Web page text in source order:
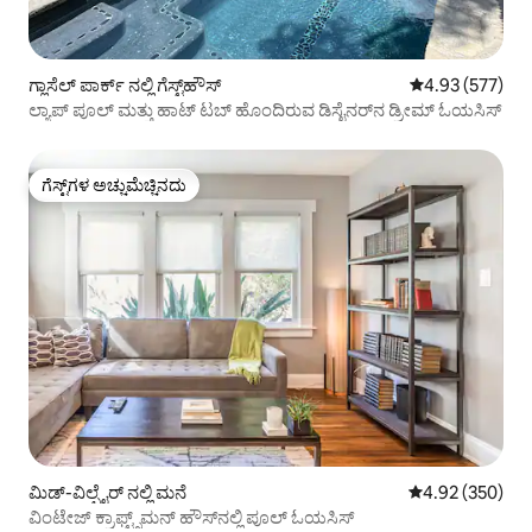
ಗ್ಲಾಸೆಲ್ ಪಾರ್ಕ್ ನಲ್ಲಿ ಗೆಸ್ಟ್‌ಹೌಸ್ 5 ರಲ್ಲಿ 4.93
4.93 (577)
ಲ್ಯಾಪ್ ಪೂಲ್ ಮತ್ತು ಹಾಟ್ ಟಬ್ ಹೊಂದಿರುವ ಡಿಸೈನರ್‌ನ ಡ್ರೀಮ್ ಓಯಸಿಸ್
ಗೆಸ್ಟ್‌ಗಳ ಅಚ್ಚುಮೆಚ್ಚಿನದು
ಗೆಸ್ಟ್‌ಗಳ ಅಚ್ಚುಮೆಚ್ಚಿನದು
ಮಿಡ್-ವಿಲ್ಷೈರ್ ನಲ್ಲಿ ಮನೆ 5 ರಲ್ಲಿ 4.92
4.92 (350)
ವಿಂಟೇಜ್ ಕ್ರಾಫ್ಟ್ಸ್‌ಮನ್ ಹೌಸ್‌ನಲ್ಲಿ ಪೂಲ್ ಓಯಸಿಸ್